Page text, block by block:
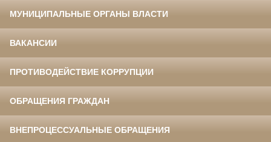
МУНИЦИПАЛЬНЫЕ ОРГАНЫ ВЛАСТИ
ВАКАНСИИ
ПРОТИВОДЕЙСТВИЕ КОРРУПЦИИ
ОБРАЩЕНИЯ ГРАЖДАН
ВНЕПРОЦЕССУАЛЬНЫЕ ОБРАЩЕНИЯ